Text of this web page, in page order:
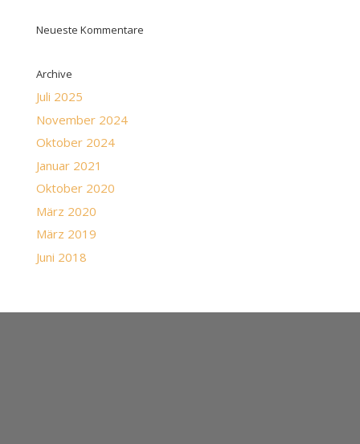
Neueste Kommentare
Archive
Juli 2025
November 2024
Oktober 2024
Januar 2021
Oktober 2020
März 2020
März 2019
Juni 2018